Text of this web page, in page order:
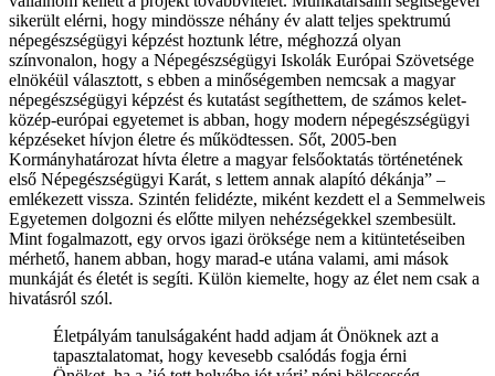
sikerült elérni, hogy mindössze néhány év alatt teljes spektrumú
népegészségügyi képzést hoztunk létre, méghozzá olyan
színvonalon, hogy a Népegészségügyi Iskolák Európai Szövetsége
elnökéül választott, s ebben a minőségemben nemcsak a magyar
népegészségügyi képzést és kutatást segíthettem, de számos kelet-
közép-európai egyetemet is abban, hogy modern népegészségügyi
képzéseket hívjon életre és működtessen. Sőt, 2005-ben
Kormányhatározat hívta életre a magyar felsőoktatás történetének
első Népegészségügyi Karát, s lettem annak alapító dékánja” –
emlékezett vissza. Szintén felidézte, miként kezdett el a Semmelweis
Egyetemen dolgozni és előtte milyen nehézségekkel szembesült.
Mint fogalmazott, egy orvos igazi öröksége nem a kitüntetéseiben
mérhető, hanem abban, hogy marad-e utána valami, ami mások
munkáját és életét is segíti. Külön kiemelte, hogy az élet nem csak a
hivatásról szól.
Életpályám tanulságaként hadd adjam át Önöknek azt a
tapasztalatomat, hogy kevesebb csalódás fogja érni